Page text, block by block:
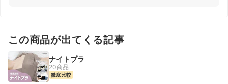
この商品が出てくる記事
ナイトブラ
20商品
徹底比較